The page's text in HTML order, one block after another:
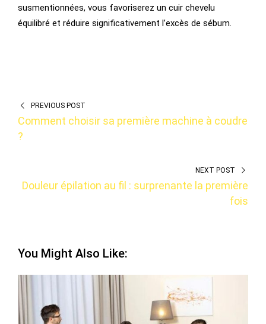
susmentionnées, vous favoriserez un cuir chevelu
équilibré et réduire significativement l’excès de sébum.
PREVIOUS POST
Comment choisir sa première machine à coudre
?
NEXT POST
Douleur épilation au fil : surprenante la première
fois
You Might Also Like: